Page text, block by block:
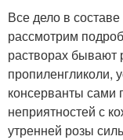
Все дело в
рассмотрим
растворах бывают
консерванты сами
неприятностей с
утренней розы